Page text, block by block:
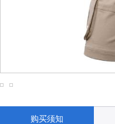
购买须知